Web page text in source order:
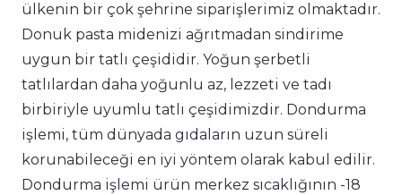
ülkenin bir çok şehrine siparişlerimiz olmaktadır.
Donuk pasta midenizi ağrıtmadan sindirime
uygun bir tatlı çeşididir. Yoğun şerbetli
tatlılardan daha yoğunlu az, lezzeti ve tadı
birbiriyle uyumlu tatlı çeşidimizdir. Dondurma
işlemi, tüm dünyada gıdaların uzun süreli
korunabileceği en iyi yöntem olarak kabul edilir.
Dondurma işlemi ürün merkez sıcaklığının -18